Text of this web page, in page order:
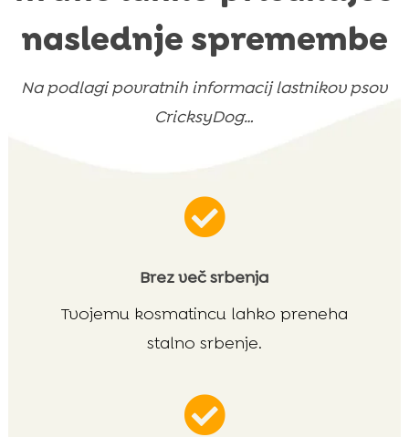
naslednje spremembe
Na podlagi povratnih informacij lastnikov psov
CricksyDog…

Brez več srbenja
Tvojemu kosmatincu lahko preneha
stalno srbenje.
